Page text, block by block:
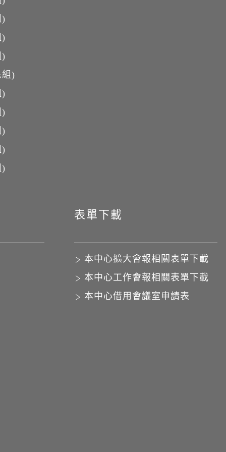
)
)
)
)
)
)
)
)
)
表單下載
本中心擴大會報相關表單下載
本中心工作會報相關表單下載
本中心借用會議室申請表